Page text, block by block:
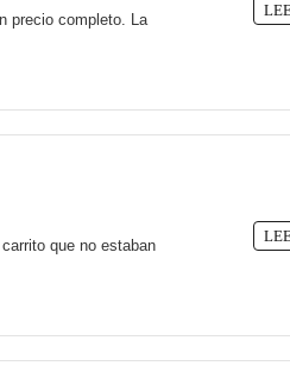
precio completo. La
que no estaban